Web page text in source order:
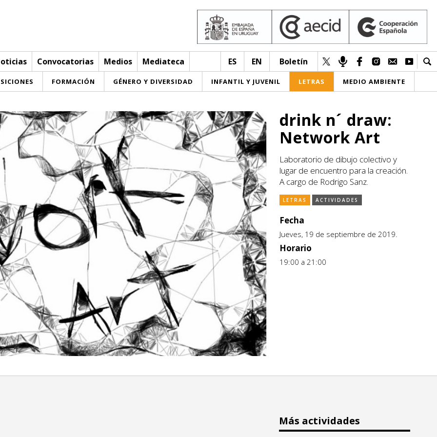
Convocatorias Medios Mediateca ES EN Boletín
FORMACIÓN GÉNERO Y DIVERSIDAD INFANTIL Y JUVENIL LETRAS MEDIO AMBIENTE
drink n´ draw:
Network Art
Laboratorio de dibujo colectivo y
lugar de encuentro para la creación.
A cargo de Rodrigo Sanz.
LETRAS ACTIVIDADES
Fecha
Jueves, 19 de septiembre de 2019.
Horario
19:00 a 21:00
Más actividades